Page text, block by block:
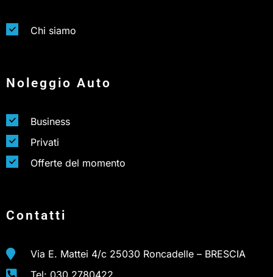
Chi siamo
Noleggio Auto
Business
Privati
Offerte del momento
Contatti
Via E. Mattei 4/c 25030 Roncadelle – BRESCIA
Tel: 030 2780422